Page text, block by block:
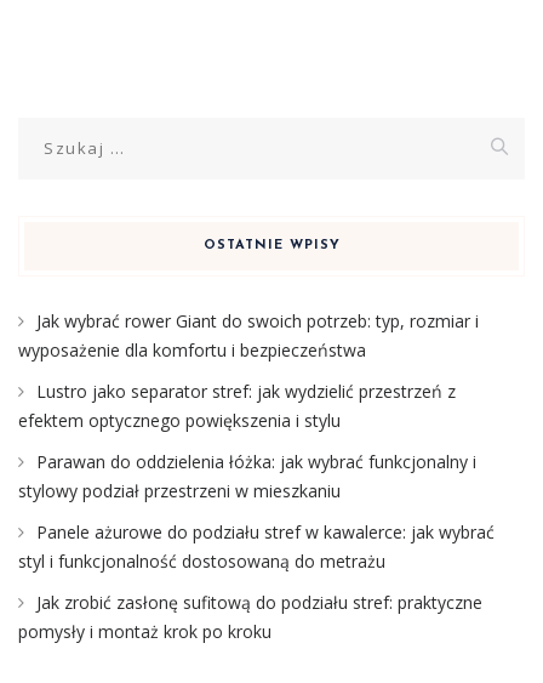
OSTATNIE WPISY
Jak wybrać rower Giant do swoich potrzeb: typ, rozmiar i
wyposażenie dla komfortu i bezpieczeństwa
Lustro jako separator stref: jak wydzielić przestrzeń z
efektem optycznego powiększenia i stylu
Parawan do oddzielenia łóżka: jak wybrać funkcjonalny i
stylowy podział przestrzeni w mieszkaniu
Panele ażurowe do podziału stref w kawalerce: jak wybrać
styl i funkcjonalność dostosowaną do metrażu
Jak zrobić zasłonę sufitową do podziału stref: praktyczne
pomysły i montaż krok po kroku